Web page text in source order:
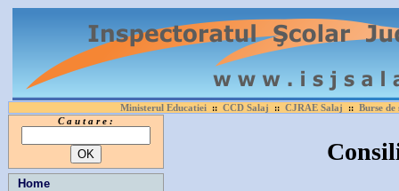
Ministerul Educatiei :: CCD Salaj :: CJRAE Salaj :: Burse
C a u t a r e :
Home